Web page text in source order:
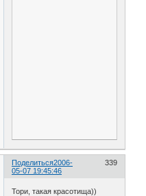
Поделиться 339
2006-
05-07 19:45:46
Тори, такая красотища))